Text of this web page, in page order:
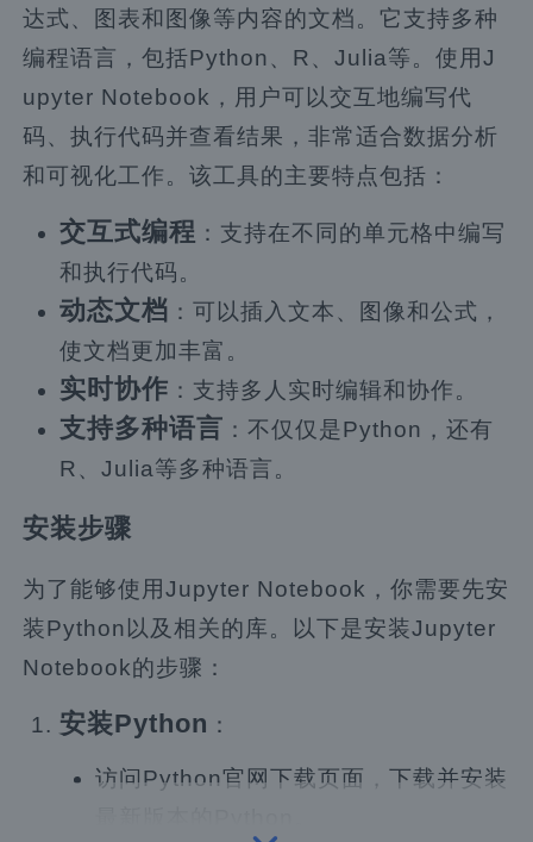
达式、图表和图像等内容的文档。它支持多种
编程语言，包括Python、R、Julia等。使用J
upyter Notebook，用户可以交互地编写代
码、执行代码并查看结果，非常适合数据分析
和可视化工作。该工具的主要特点包括：
交互式编程 ：支持在不同的单元格中编写
和执行代码。
动态文档 ：可以插入文本、图像和公式，
使文档更加丰富。
实时协作 ：支持多人实时编辑和协作。
支持多种语言 ：不仅仅是Python，还有
R、Julia等多种语言。
安装步骤
为了能够使用Jupyter Notebook，你需要先安
装Python以及相关的库。以下是安装Jupyter
Notebook的步骤：
安装Python ：
访问Python官网下载页面，下载并安装